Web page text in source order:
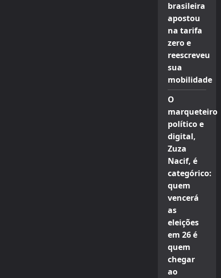
brasileira
apostou
na tarifa
zero e
reescreveu
sua
mobilidade
O
marqueteiro
político e
digital,
Zuza
Nacif, é
categórico:
quem
vencerá
as
eleições
em 26 é
quem
chegar
ao